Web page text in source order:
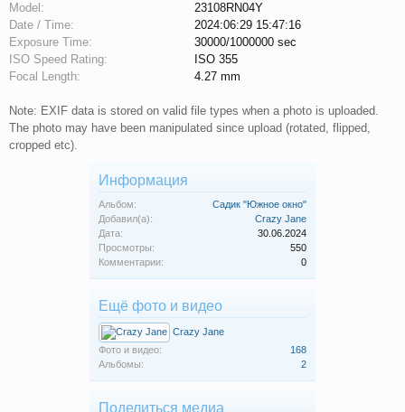
Model:
23108RN04Y
Date / Time:
2024:06:29 15:47:16
Exposure Time:
30000/1000000 sec
ISO Speed Rating:
ISO 355
Focal Length:
4.27 mm
Note: EXIF data is stored on valid file types when a photo is uploaded.
The photo may have been manipulated since upload (rotated, flipped,
cropped etc).
Информация
Альбом:
Садик "Южное окно"
Добавил(а):
Crazy Jane
Дата:
30.06.2024
Просмотры:
550
Комментарии:
0
Ещё фото и видео
Crazy Jane
Фото и видео:
168
Альбомы:
2
Поделиться медиа